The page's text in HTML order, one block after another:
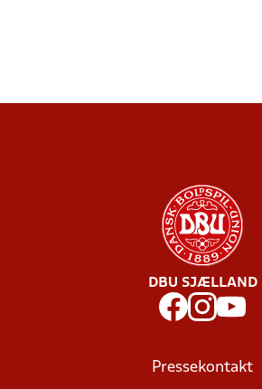
DBU SJÆLLAND
Pressekontakt